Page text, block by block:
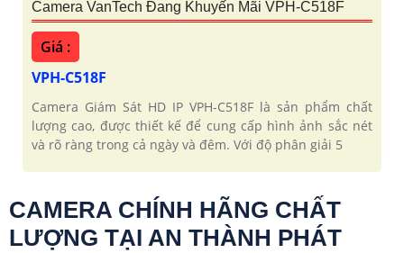
Camera VanTech Đang Khuyến Mãi VPH-C518F
Giá :
VPH-C518F
Camera Giám Sát HD IP VPH-C518F là sản phẩm chất
lượng cao, được thiết kế để cung cấp hình ảnh sắc nét
và rõ ràng trong cả ngày và đêm. Với độ phân giải 5
CAMERA CHÍNH HÃNG CHẤT
LƯỢNG TẠI AN THÀNH PHÁT